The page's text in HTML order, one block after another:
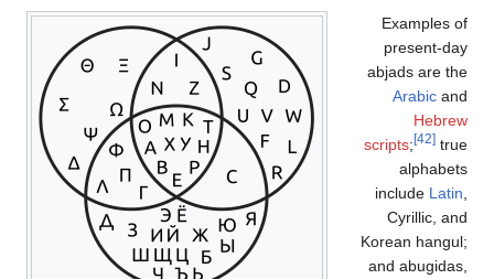
Examples of
present-day
abjads are the
Arabic and
Hebrew
scripts; [42] true
alphabets
include Latin
Cyrillic, and
Korean hangul;
and abugidas,